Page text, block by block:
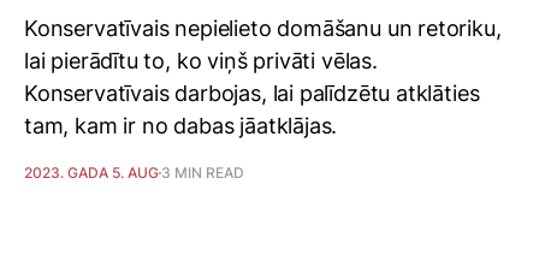
Konservatīvais nepielieto domāšanu un retoriku,
lai pierādītu to, ko viņš privāti vēlas.
Konservatīvais darbojas, lai palīdzētu atklāties
tam, kam ir no dabas jāatklājas.
2023. GADA 5. AUG 3 MIN READ